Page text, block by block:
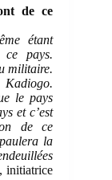
de ce
étant
pays.
militaire.
le pays
et c’est
de ce
la
initiatrice